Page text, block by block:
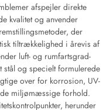
afspejler direkte
kvalitet og anvender
der
tiltrækkelighed i årevis af
luft- og rumfartsgrad-
og specielt formulerede
over for korrosion, UV-
miljømæssige forhold.
herunder